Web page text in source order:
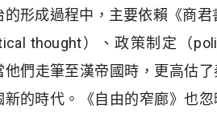
形成過程中，主要依賴《商
thought）、政策制定（
們走筆至漢帝國時，更高估
的時代。《自由的窄廊》也